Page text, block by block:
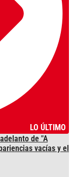
LO ÚLTIMO
de "A
vacías y el